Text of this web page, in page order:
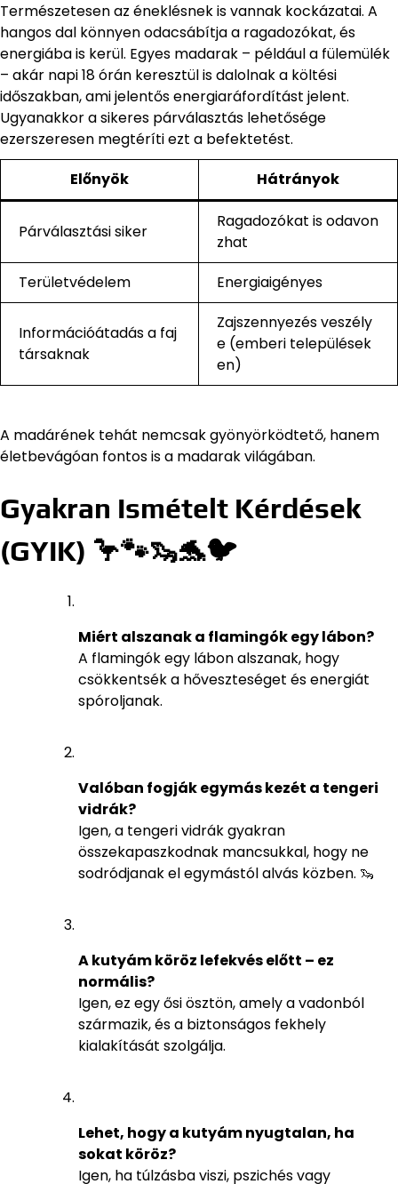
Természetesen az éneklésnek is vannak kockázatai. A
hangos dal könnyen odacsábítja a ragadozókat, és
energiába is kerül. Egyes madarak – például a fülemülék
– akár napi 18 órán keresztül is dalolnak a költési
időszakban, ami jelentős energiaráfordítást jelent.
Ugyanakkor a sikeres párválasztás lehetősége
ezerszeresen megtéríti ezt a befektetést.
Előnyök
Hátrányok
Párválasztási siker
Ragadozókat is odavon
zhat
Területvédelem
Energiaigényes
Információátadás a faj
társaknak
Zajszennyezés veszély
e (emberi települések
en)
A madárének tehát nemcsak gyönyörködtető, hanem
életbevágóan fontos is a madarak világában.
Gyakran Ismételt Kérdések
(GYIK) 🦩🐾🦦🐬🐦
Miért alszanak a flamingók egy lábon?
A flamingók egy lábon alszanak, hogy
csökkentsék a hőveszteséget és energiát
spóroljanak.
Valóban fogják egymás kezét a tengeri
vidrák?
Igen, a tengeri vidrák gyakran
összekapaszkodnak mancsukkal, hogy ne
sodródjanak el egymástól alvás közben. 🦦
A kutyám köröz lefekvés előtt – ez
normális?
Igen, ez egy ősi ösztön, amely a vadonból
származik, és a biztonságos fekhely
kialakítását szolgálja.
Lehet, hogy a kutyám nyugtalan, ha
sokat köröz?
Igen, ha túlzásba viszi, pszichés vagy